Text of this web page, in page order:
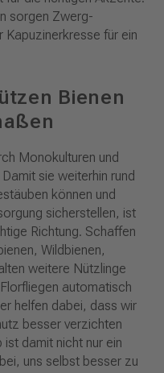
sorgen Zwerg-
Kapuzinerkresse für ein
Bienen
Monokulturen und
sie weiterhin rund
können und
sicherstellen, ist
Richtung. Schaffen
Wildbienen,
weitere Nützlinge
automatisch
helfen dabei, dass wir
besser verzichten
damit nicht nur ein
uns selbst besser zu